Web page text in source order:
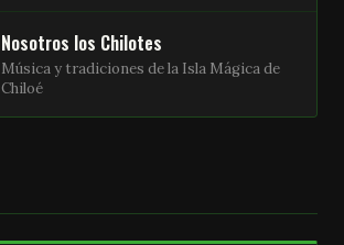
Nosotros los Chilotes
Música y tradiciones de la Isla Mágica de
Chiloé